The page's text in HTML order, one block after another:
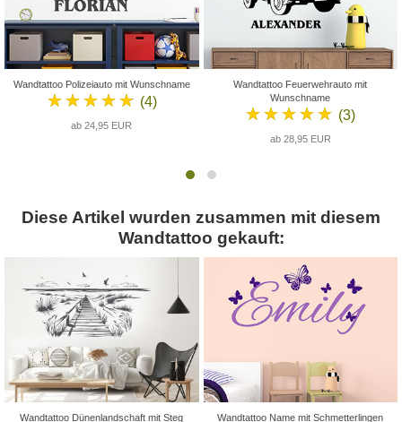
Wandtattoo Polizeiauto mit Wunschname
★★★★★ (4)
ab 24,95 EUR
Wandtattoo Feuerwehrauto mit
Wunschname
★★★★★ (3)
ab 28,95 EUR
Diese Artikel wurden zusammen mit diesem
Wandtattoo gekauft:
Wandtattoo Dünenlandschaft mit Steg Wandtattoo Name mit Schmetterlingen